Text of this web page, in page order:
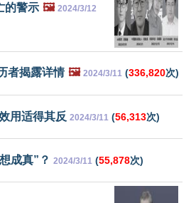
的警示 🖼️ 2024/3/12
者揭露详情 🖼️ 2024/3/11 (336,820次)
用适得其反 2024/3/11 (56,313次)
成真”？ 2024/3/11 (55,878次)